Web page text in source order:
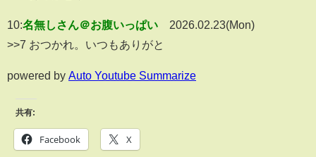
10:名無しさん＠お腹いっぱい
2026.02.23(Mon)
>>7 おつかれ。いつもありがと
powered by Auto Youtube Summarize
共有:
Facebook X